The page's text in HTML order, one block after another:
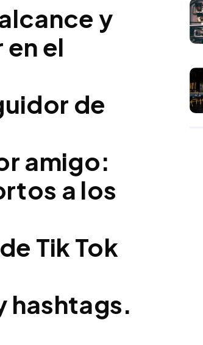
y
el
de
amigo:
a los
Tik Tok
hashtags.